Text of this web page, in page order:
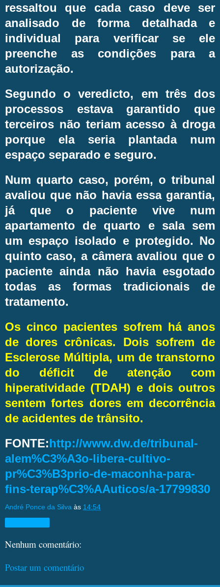
ressaltou que cada caso deve ser
analisado de forma detalhada e
individual para verificar se ele
preenche as condições para a
autorização.
Segundo o veredicto, em três dos
processos estava garantido que
terceiros não teriam acesso à droga
porque ela seria plantada num
espaço separado e seguro.
Num quarto caso, porém, o tribunal
avaliou que não havia essa garantia,
já que o paciente vive num
apartamento de quarto e sala sem
um espaço isolado e protegido. No
quinto caso, a câmera avaliou que o
paciente ainda não havia esgotado
todas as formas tradicionais de
tratamento.
Os cinco pacientes sofrem há anos
de dores crônicas. Dois sofrem de
Esclerose Múltipla, um de transtorno
do déficit de atenção com
hiperatividade (TDAH) e dois outros
sentem fortes dores em decorrência
de acidentes de trânsito.
FONTE:http://www.dw.de/tribunal-
alem%C3%A3o-libera-cultivo-
pr%C3%B3prio-de-maconha-para-
fins-terap%C3%AAuticos/a-17799830
André Ponce da Silva às 14:54
Nenhum comentário:
Postar um comentário